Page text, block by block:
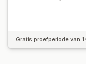
Gratis proefperiode van